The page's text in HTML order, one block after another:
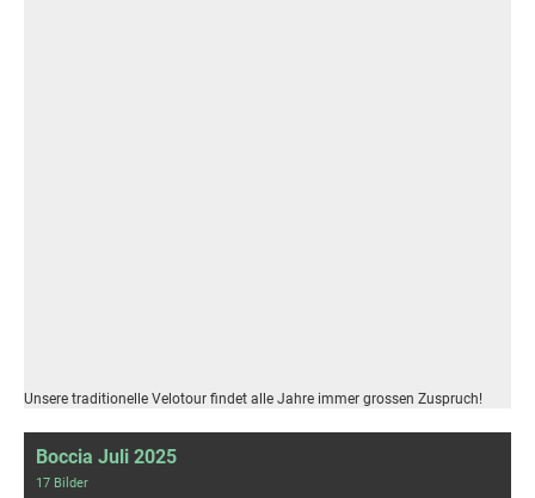
Unsere traditionelle Velotour findet alle Jahre immer grossen Zuspruch!
Boccia Juli 2025
17 Bilder